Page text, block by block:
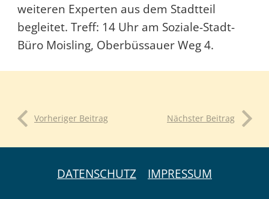
weiteren Experten aus dem Stadtteil
begleitet. Treff: 14 Uhr am Soziale-Stadt-
Büro Moisling, Oberbüssauer Weg 4.
Vorheriger Beitrag Nächster Beitrag
DATENSCHUTZ IMPRESSUM